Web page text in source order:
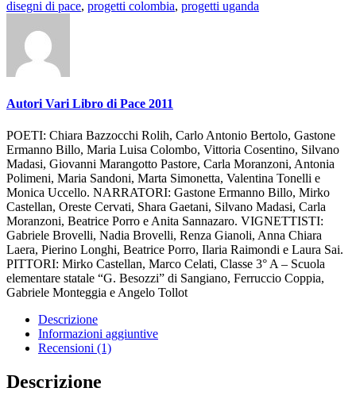
disegni di pace, progetti colombia, progetti uganda
Autori Vari Libro di Pace 2011
POETI: Chiara Bazzocchi Rolih, Carlo Antonio Bertolo, Gastone
Ermanno Billo, Maria Luisa Colombo, Vittoria Cosentino, Silvano
Madasi, Giovanni Marangotto Pastore, Carla Moranzoni, Antonia
Polimeni, Maria Sandoni, Marta Simonetta, Valentina Tonelli e
Monica Uccello. NARRATORI: Gastone Ermanno Billo, Mirko
Castellan, Oreste Cervati, Shara Gaetani, Silvano Madasi, Carla
Moranzoni, Beatrice Porro e Anita Sannazaro. VIGNETTISTI:
Gabriele Brovelli, Nadia Brovelli, Renza Gianoli, Anna Chiara
Laera, Pierino Longhi, Beatrice Porro, Ilaria Raimondi e Laura Sai.
PITTORI: Mirko Castellan, Marco Celati, Classe 3° A – Scuola
elementare statale “G. Besozzi” di Sangiano, Ferruccio Coppia,
Gabriele Monteggia e Angelo Tollot
Descrizione
Informazioni aggiuntive
Recensioni (1)
Descrizione